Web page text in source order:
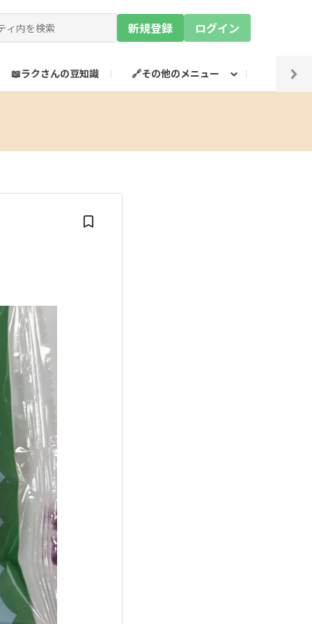
新規登録 ログイン
📖ラクさんの豆知識 🔗その他のメニュー